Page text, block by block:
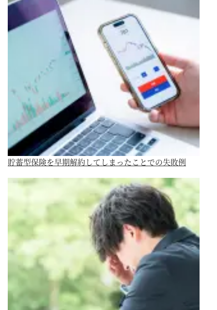
貯蓄型保険を早期解約してしまったことでの失敗例